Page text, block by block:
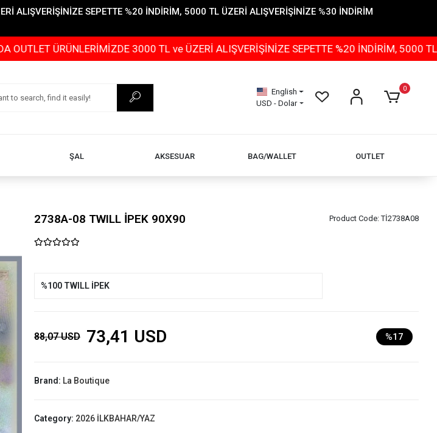
ALIŞVERİŞİNİZE SEPETTE %20 İNDİRİM, 5000 TL ÜZERİ ALIŞVERİŞİNİZE %30 İNDİRİM
ÜRÜNLERİMİZDE 3000 TL ve ÜZERİ ALIŞVERİŞİNİZE SEPETTE %20 İNDİRİM, 5000 TL ÜZERİ
English
USD - Dolar
0
ŞAL AKSESUAR BAG/WALLET OUTLET
2738A-08 TWILL İPEK 90X90 Product Code:Tİ2738A08
%100 TWILL İPEK
88,07 USD 73,41 USD %17
Brand: La Boutique
Category: 2026 İLKBAHAR/YAZ